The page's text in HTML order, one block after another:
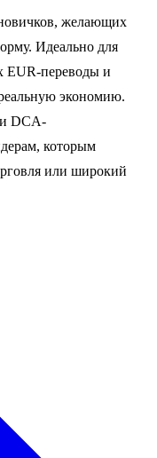
желающих
Идеально для
EUR-переводы и
экономию.
DCA-
которым
или широкий